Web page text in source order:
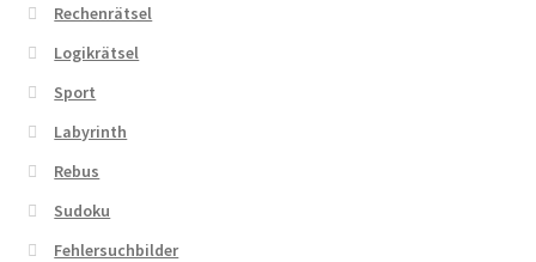
Rechenrätsel
Logikrätsel
Sport
Labyrinth
Rebus
Sudoku
Fehlersuchbilder